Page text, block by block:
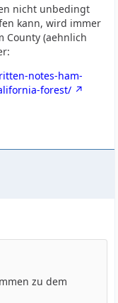
nicht unbedingt
kann, wird immer
County (aehnlich
notes-ham-
forest/
zu dem